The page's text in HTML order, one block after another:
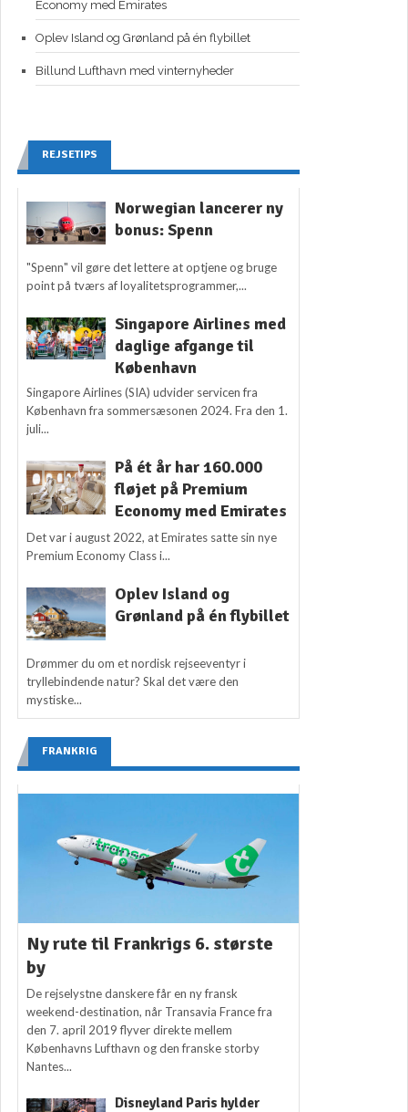
Economy med Emirates
Oplev Island og Grønland på én flybillet
Billund Lufthavn med vinternyheder
REJSETIPS
Norwegian lancerer ny
bonus: Spenn
"Spenn" vil gøre det lettere at optjene og bruge
point på tværs af loyalitetsprogrammer,...
Singapore Airlines med
daglige afgange til
København
Singapore Airlines (SIA) udvider servicen fra
København fra sommersæsonen 2024. Fra den 1.
juli...
På ét år har 160.000
fløjet på Premium
Economy med Emirates
Det var i august 2022, at Emirates satte sin nye
Premium Economy Class i...
Oplev Island og
Grønland på én flybillet
Drømmer du om et nordisk rejseeventyr i
tryllebindende natur? Skal det være den
mystiske...
FRANKRIG
Ny rute til Frankrigs 6. største
by
De rejselystne danskere får en ny fransk
weekend-destination, når Transavia France fra
den 7. april 2019 flyver direkte mellem
Københavns Lufthavn og den franske storby
Nantes...
Disneyland Paris hylder